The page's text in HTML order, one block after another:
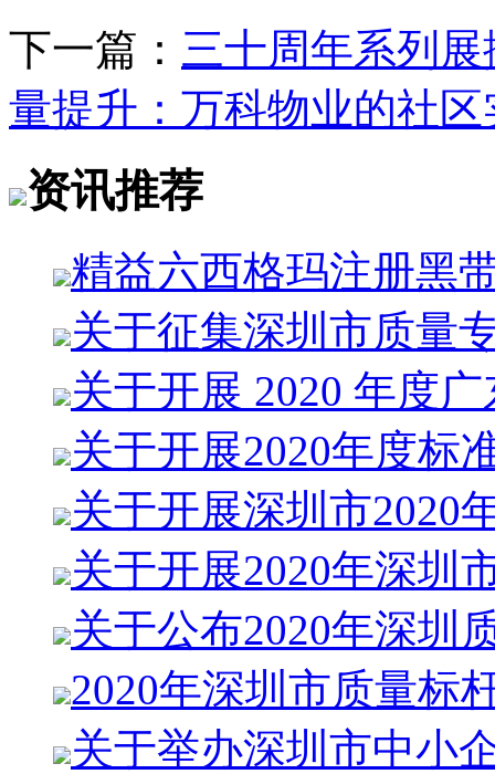
下一篇： 三十周年系列
量提升：万科物业的社区
资讯推荐
精益六西格玛注册黑
关于征集深圳市质量
关于开展 2020 年度
关于开展2020年度标
关于开展深圳市2020
关于开展2020年深圳
关于公布2020年深圳
2020年深圳市质量标
关于举办深圳市中小